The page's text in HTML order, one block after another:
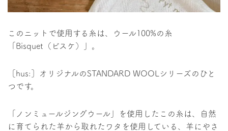
このニットで使用する糸は、ウール100%の糸
「Bisquet（ビスケ）」。
［hus:］オリジナルのSTANDARD WOOLシリーズのひと
つです。
「ノンミュールジングウール」を使用したこの糸は、自然
に育てられた羊から取れたワタを使用している、羊にやさ